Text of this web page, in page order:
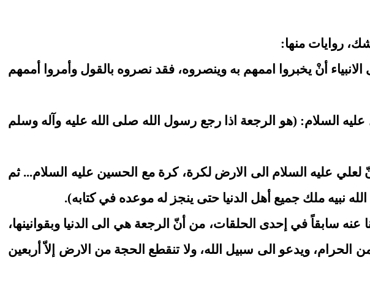
روايات منها:
أنْ يخبروا اممهم به وينصروه، فقد نصروه بالقول وأمروا أممهم
السلام: (هو الرجعة اذا رجع رسول الله صلى الله عليه وآله وسلم
عليه السلام الى الارض لكرة، كرة مع الحسين عليه السلام... ثم
نبيه ملك جميع أهل الدنيا حتى ينجز له موعده في كتابه).
عنه سابقاً في إحدى الحلقات، من أنّ الرجعة هي الى الدنيا وبقوانينها،
ويدعو الى سبيل الله، ولا تنقطع الحجة من الارض إلاّ أربعين